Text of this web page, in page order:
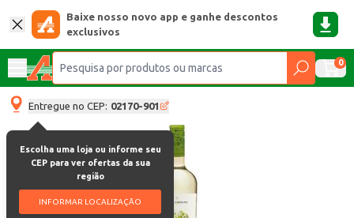
Baixe nosso novo app e ganhe descontos
exclusivos
0
Entregue no CEP: 02170-901
Escolha uma loja ou informe seu
CEP para ver ofertas da sua
região
INFORMAR LOCALIZAÇÃO